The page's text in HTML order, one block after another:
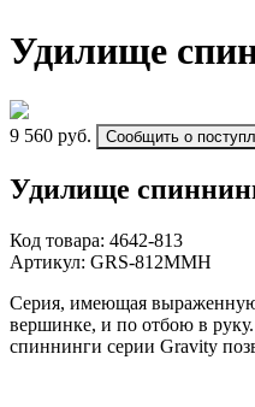
Удилище
9 560 руб. Сообщить о
Удилище
Код товара: 4642-813
Артикул: GRS-812MMH
Серия, имеющая выраженную
вершинке, и по отбою в руку.
спиннинги серии Gravity